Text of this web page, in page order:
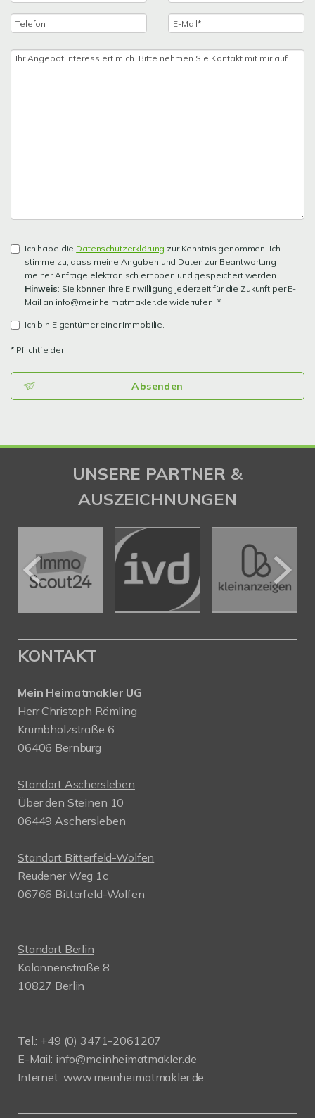
Ich habe die Datenschutzerklärung zur Kenntnis genommen. Ich
stimme zu, dass meine Angaben und Daten zur Beantwortung
meiner Anfrage elektronisch erhoben und gespeichert werden.
Hinweis: Sie können Ihre Einwilligung jederzeit für die Zukunft per E-
Mail an info@meinheimatmakler.de widerrufen. *
Ich bin Eigentümer einer Immobilie.
* Pflichtfelder
Absenden
UNSERE PARTNER &
AUSZEICHNUNGEN
KONTAKT
Mein Heimatmakler UG
Herr Christoph Römling
Krumbholzstraße 6
06406 Bernburg
Standort Aschersleben
Über den Steinen 10
06449 Aschersleben
Standort Bitterfeld-Wolfen
Reudener Weg 1c
06766 Bitterfeld-Wolfen
Standort Berlin
Kolonnenstraße 8
10827 Berlin
Tel.: +49 (0) 3471-2061207
E-Mail: info@meinheimatmakler.de
Internet: www.meinheimatmakler.de